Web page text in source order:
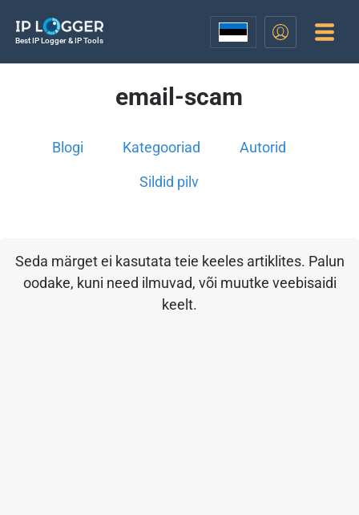
Best IP Logger & IP Tools
email-scam
Blogi Kategooriad Autorid
Sildid pilv